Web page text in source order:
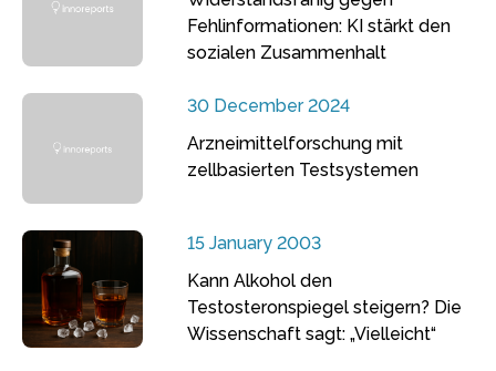
Fehlinformationen: KI stärkt den
sozialen Zusammenhalt
30 December 2024
Arzneimittelforschung mit
zellbasierten Testsystemen
15 January 2003
Kann Alkohol den
Testosteronspiegel steigern? Die
Wissenschaft sagt: „Vielleicht“